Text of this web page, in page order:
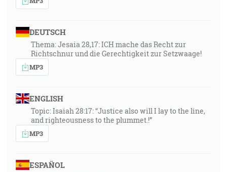
DEUTSCH
Thema: Jesaia 28,17: ICH mache das Recht zur
Richtschnur und die Gerechtigkeit zur Setzwaage!
MP3
ENGLISH
Topic: Isaiah 28:17: “Justice also will I lay to the line,
and righteousness to the plummet.!”
MP3
ESPAÑOL